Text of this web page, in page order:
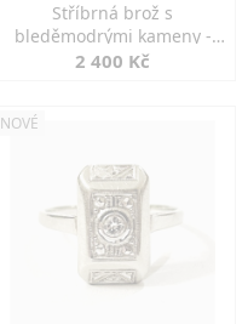
Stříbrná brož s
bleděmodrými kameny -
jemná elegance
2 400 Kč
NOVÉ